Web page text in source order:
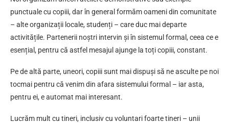
punctuale cu copiii, dar în general formăm oameni din comunitate
– alte organizații locale, studenți – care duc mai departe
activitățile. Partenerii noștri intervin și în sistemul formal, ceea ce e
esențial, pentru că astfel mesajul ajunge la toți copiii, constant.
Pe de altă parte, uneori, copiii sunt mai dispuși să ne asculte pe noi
tocmai pentru că venim din afara sistemului formal – iar asta,
pentru ei, e automat mai interesant.
Lucrăm mult cu tineri, inclusiv cu voluntari foarte tineri – unii